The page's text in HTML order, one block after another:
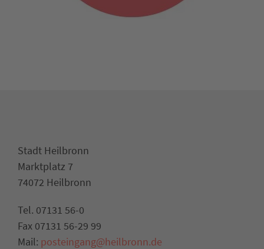
Stadt Heilbronn
Marktplatz 7
74072 Heilbronn
Tel. 07131 56-0
Fax 07131 56-29 99
Mail: posteingang@heilbronn.de